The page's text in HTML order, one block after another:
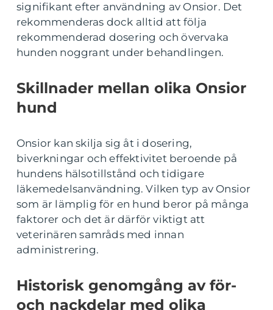
signifikant efter användning av Onsior. Det
rekommenderas dock alltid att följa
rekommenderad dosering och övervaka
hunden noggrant under behandlingen.
Skillnader mellan olika Onsior
hund
Onsior kan skilja sig åt i dosering,
biverkningar och effektivitet beroende på
hundens hälsotillstånd och tidigare
läkemedelsanvändning. Vilken typ av Onsior
som är lämplig för en hund beror på många
faktorer och det är därför viktigt att
veterinären samråds med innan
administrering.
Historisk genomgång av för-
och nackdelar med olika